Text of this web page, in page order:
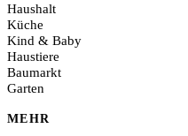
Haushalt
Küche
Kind & Baby
Haustiere
Baumarkt
Garten
MEHR